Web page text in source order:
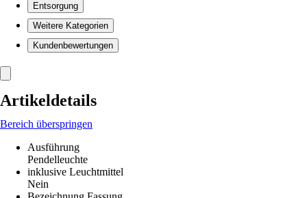
Entsorgung
Weitere Kategorien
Kundenbewertungen
Artikeldetails
Bereich überspringen
Ausführung
Pendelleuchte
inklusive Leuchtmittel
Nein